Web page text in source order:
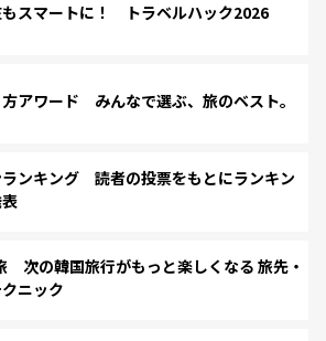
スマートに！ トラベルハック2026
アワード みんなで選ぶ、旅のベスト。
ンキング 読者の投票をもとにランキン
次の韓国旅行がもっと楽しくなる 旅先・
ニック